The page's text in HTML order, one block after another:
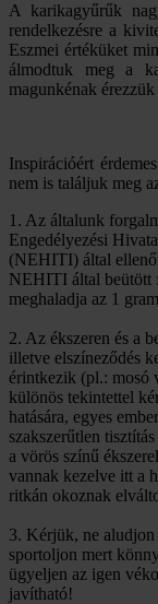
A karikagyűrűk
rendelkezésre a
Eszmei értéküket
álmodtuk meg a
magunkénak
Inspirációért
nem is találjuk meg
1. Az általunk
Engedélyezési
(NEHITI) által
NEHITI által beütött
meghaladja az 1
2. Az ékszeren és a
illetve elszíneződés
érintkezik (pl.: mosó
különös tekintettel
hatására, egyes
szakszerűtlen
a vörös színű
vannak kezelve itt a
ritkán okoznak
3. Kérjük, ne aludjon
sportoljon mert
ügyeljen az igen
javítható!